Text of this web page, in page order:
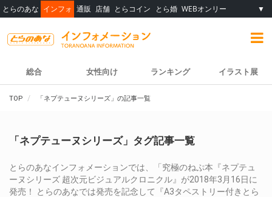
とらのあな インフォ 通販 店舗 とらコイン とら婚 WEBオンリー ▼
総合 女性向け ランキング イラスト展
TOP 「ネプテューヌシリーズ」の記事一覧
「ネプテューヌシリーズ」タグ記事一覧
とらのあなインフォメーションでは、「究極のねぷ本『ネプテュ
ーヌシリーズ 超次元ビジュアルクロニクル』が2018年3月16日に
発売！ とらのあなでは発売を記念して『A3タペストリー付きとら